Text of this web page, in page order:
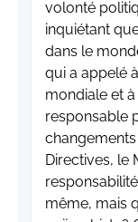
volonté
inquiétant
dans le
qui a appelé
mondiale et
responsable
Directives, le
même, mais